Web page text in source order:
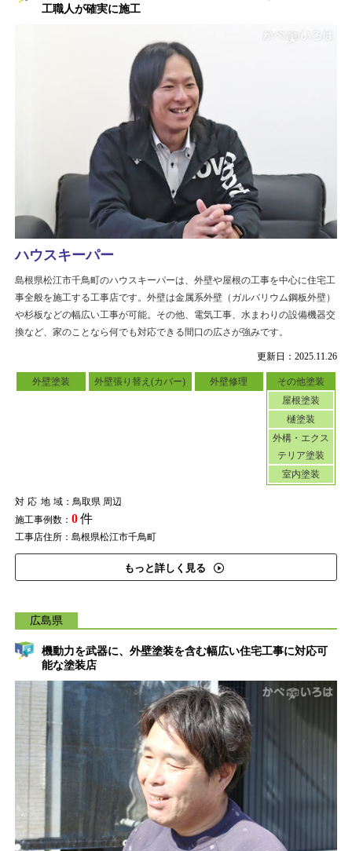
工職人が確実に施工
更新日：2025.11.26
外壁塗装 外壁張り替え(カバー) 外壁修理
その他塗装
屋根塗装
樋塗装
外構・エクス
テリア塗装
室内塗装
対応地域：鳥取県 周辺
施工事例数： 0件
工事店住所：島根県松江市千鳥町
もっと詳しく見る
ハウスキーパー
島根県松江市千鳥町のハウスキーパーは、外壁や屋根の工事を中心に住宅工
事全般を施工する工事店です。外壁は金属系外壁（ガルバリウム鋼板外壁）
や杉板などの幅広い工事が可能。その他、電気工事、水まわりの設備機器交
換など、家のことなら何でも対応できる間口の広さが強みです。
広島県
機動力を武器に、外壁塗装を含む幅広い住宅工事に対応可
能な塗装店